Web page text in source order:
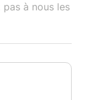
à nous les